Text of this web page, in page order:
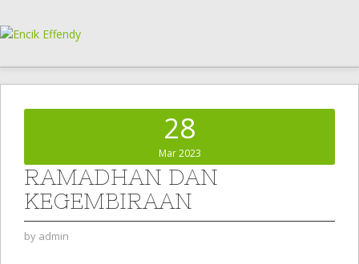
28
Mar 2023
RAMADHAN DAN
KEGEMBIRAAN
by admin